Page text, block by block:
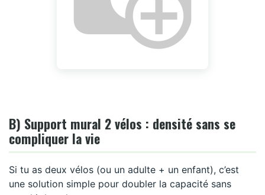
B) Support mural 2 vélos : densité sans se
compliquer la vie
Si tu as deux vélos (ou un adulte + un enfant), c’est
une solution simple pour doubler la capacité sans